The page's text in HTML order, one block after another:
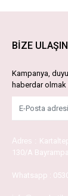
BİZE ULAŞIN
Kampanya,
haberdar
Adres :
130/A
Whatsapp :